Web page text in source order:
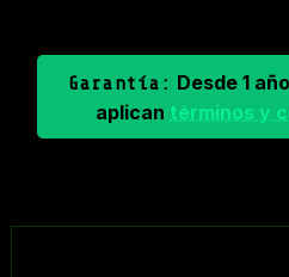
Garantía: Desde 1
aplican términos y